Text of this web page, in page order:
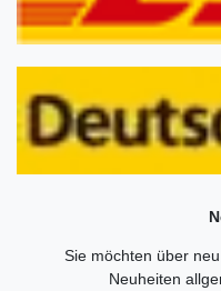
Sie möchten über
Neuheiten